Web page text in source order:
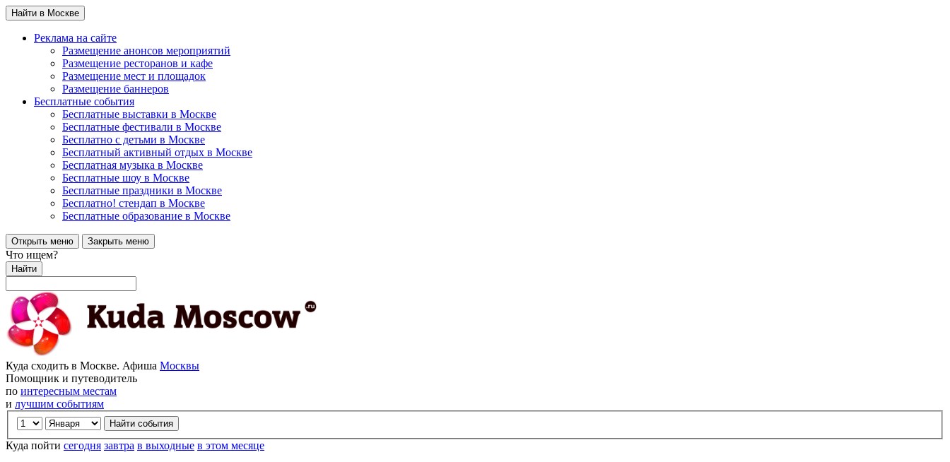
Найти в Москве
Реклама на сайте
Размещение анонсов мероприятий
Размещение ресторанов и кафе
Размещение мест и площадок
Размещение баннеров
Бесплатные события
Бесплатные выставки в Москве
Бесплатные фестивали в Москве
Бесплатно с детьми в Москве
Бесплатный активный отдых в Москве
Бесплатная музыка в Москве
Бесплатные шоу в Москве
Бесплатные праздники в Москве
Бесплатно! стендап в Москве
Бесплатные образование в Москве
Открыть меню Закрыть меню
Что ищем?
Найти
Куда сходить в Москве. Афиша Москвы
Помощник и путеводитель
по интересным местам
и лучшим событиям
Куда пойти сегодня завтра в выходные в этом месяце